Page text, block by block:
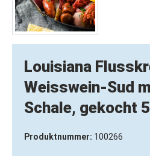
Louisiana
Weisswein-Sud
Schale, gekocht
Produktnummer: 100266